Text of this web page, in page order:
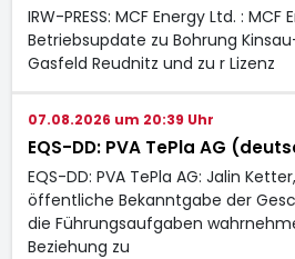
IRW-PRESS: MCF Energy Ltd. : MCF
Betriebsupdate zu Bohrung
Gasfeld Reudnitz und zu r Lizenz
07.08.2026 um 20:39 Uhr
EQS-DD: PVA TePla AG
EQS-DD: PVA TePla AG: Jalin
öffentliche Bekanntgabe der
die Führungsaufgaben
Beziehung zu